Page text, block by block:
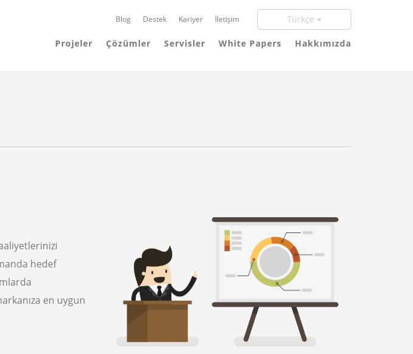
Türkçe
Blog Destek Kariyer İletişim
Projeler Çözümler Servisler White Papers Hakkımızda
hedef
en uygun